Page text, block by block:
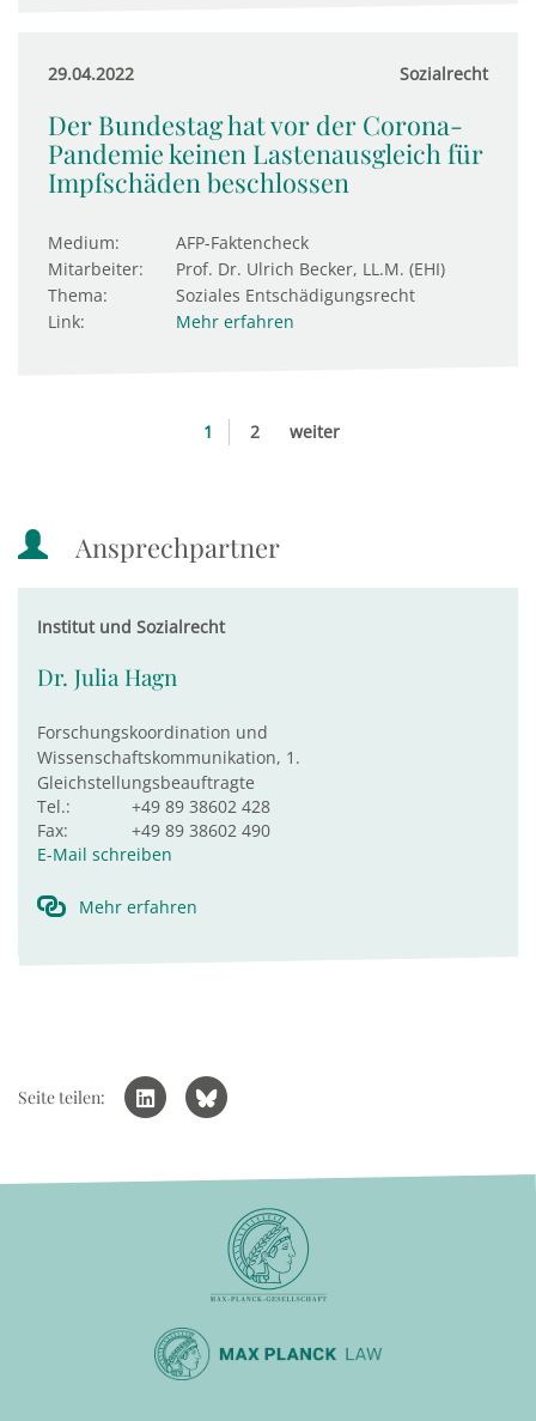
29.04.2022 Sozialrecht
Der Bundestag hat vor der Corona-
Pandemie keinen Lastenausgleich für
Impfschäden beschlossen
Medium:
AFP-Faktencheck
Mitarbeiter:
Prof. Dr. Ulrich Becker, LL.M. (EHI)
Thema:
Soziales Entschädigungsrecht
Link:
Mehr erfahren
1 2 weiter
Ansprechpartner
Institut und Sozialrecht
Dr. Julia Hagn
Forschungskoordination und
Wissenschaftskommunikation, 1.
Gleichstellungsbeauftragte
Tel.:
+49 89 38602 428
Fax:
+49 89 38602 490
E-Mail schreiben
Mehr erfahren
Seite teilen: